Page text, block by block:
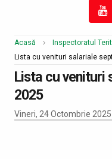
Acasă
Inspectoratul
Lista cu venituri salariale
Lista cu venituri
2025
Vineri, 24 Octombrie 2025